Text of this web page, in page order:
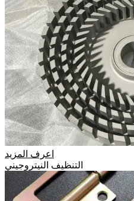
اعرف المزيد
التنظيف النيتروجيني